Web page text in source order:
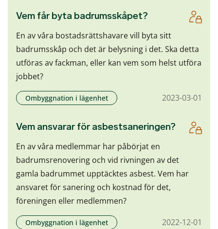
Vem får byta badrumsskåpet?
En av våra bostadsrättshavare vill byta sitt
badrumsskåp och det är belysning i det. Ska detta
utföras av fackman, eller kan vem som helst utföra
jobbet?
Ombyggnation i lägenhet 2023-03-01
Vem ansvarar för asbestsaneringen?
En av våra medlemmar har påbörjat en
badrumsrenovering och vid rivningen av det
gamla badrummet upptäcktes asbest. Vem har
ansvaret för sanering och kostnad för det,
föreningen eller medlemmen?
Ombyggnation i lägenhet 2022-12-01